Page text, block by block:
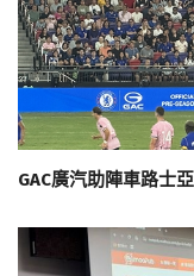
GAC廣汽助陣車路士